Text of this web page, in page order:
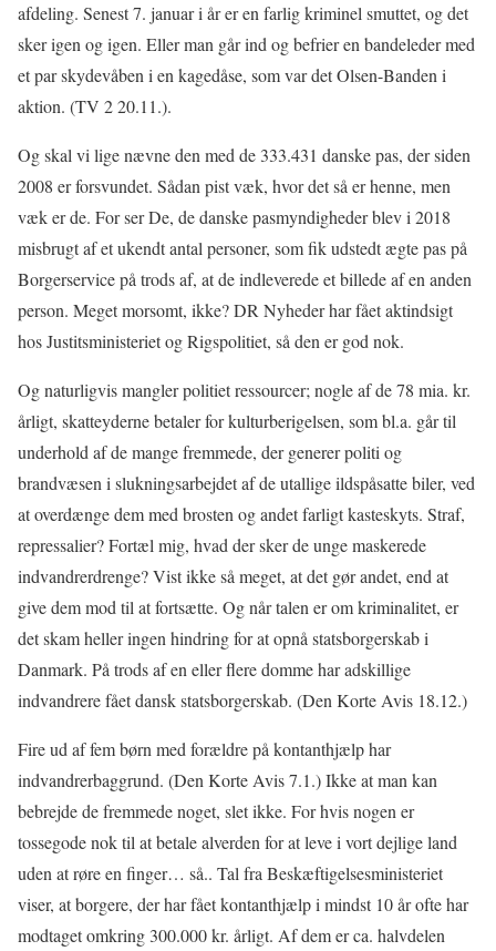
afdeling. Senest 7. januar i år er en farlig kriminel smuttet, og det
sker igen og igen. Eller man går ind og befrier en bandeleder med
et par skydevåben i en kagedåse, som var det Olsen-Banden i
aktion. (TV 2 20.11.).
Og skal vi lige nævne den med de 333.431 danske pas, der siden
2008 er forsvundet. Sådan pist væk, hvor det så er henne, men
væk er de. For ser De, de danske pasmyndigheder blev i 2018
misbrugt af et ukendt antal personer, som fik udstedt ægte pas på
Borgerservice på trods af, at de indleverede et billede af en anden
person. Meget morsomt, ikke? DR Nyheder har fået aktindsigt
hos Justitsministeriet og Rigspolitiet, så den er god nok.
Og naturligvis mangler politiet ressourcer; nogle af de 78 mia. kr.
årligt, skatteyderne betaler for kulturberigelsen, som bl.a. går til
underhold af de mange fremmede, der generer politi og
brandvæsen i slukningsarbejdet af de utallige ildspåsatte biler, ved
at overdænge dem med brosten og andet farligt kasteskyts. Straf,
repressalier? Fortæl mig, hvad der sker de unge maskerede
indvandrerdrenge? Vist ikke så meget, at det gør andet, end at
give dem mod til at fortsætte. Og når talen er om kriminalitet, er
det skam heller ingen hindring for at opnå statsborgerskab i
Danmark. På trods af en eller flere domme har adskillige
indvandrere fået dansk statsborgerskab. (Den Korte Avis 18.12.)
Fire ud af fem børn med forældre på kontanthjælp har
indvandrerbaggrund. (Den Korte Avis 7.1.) Ikke at man kan
bebrejde de fremmede noget, slet ikke. For hvis nogen er
tossegode nok til at betale alverden for at leve i vort dejlige land
uden at røre en finger… så.. Tal fra Beskæftigelsesministeriet
viser, at borgere, der har fået kontanthjælp i mindst 10 år ofte har
modtaget omkring 300.000 kr. årligt. Af dem er ca. halvdelen